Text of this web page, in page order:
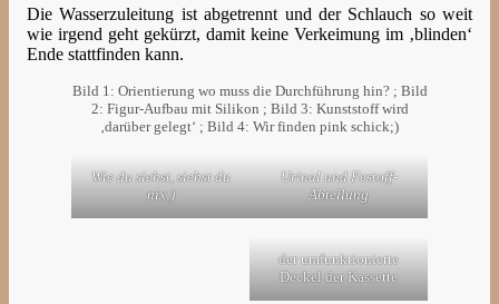
Die Wasserzuleitung ist abgetrennt und der Schlauch so weit
wie irgend geht gekürzt, damit keine Verkeimung im ‚blinden‘
Ende stattfinden kann.
Bild 1: Orientierung wo muss die Durchführung hin? ; Bild
2: Figur-Aufbau mit Silikon ; Bild 3: Kunststoff wird
‚darüber gelegt‘ ; Bild 4: Wir finden pink schick;)
Wie du siehst, siehst du
nix;)
Urinal und Festoff-
Abteilung
der umfunktionierte
Deckel der Kassette